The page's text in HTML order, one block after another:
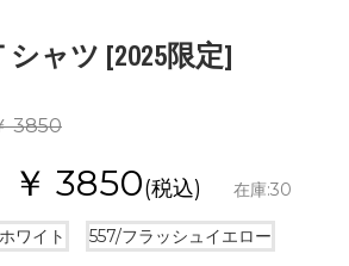
シャツ [2025限定]
3850
3850(税込) 在庫:30
ワイト
557/フラッシュイエロー